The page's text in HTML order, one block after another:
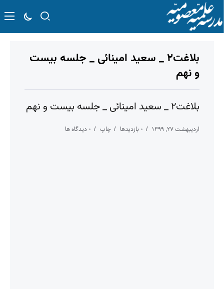
بلاغت۲ _ سعید امینائی _ جلسه بیست
و نهم
بلاغت۲ _ سعید امینائی _ جلسه بیست و نهم
اردیبهشت ۲۷, ۱۳۹۹ ۰ بازدیدها چاپ ۰ دیدگاه ها